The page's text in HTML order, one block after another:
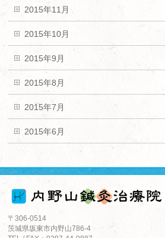
2015年11月
2015年10月
2015年9月
2015年8月
2015年7月
2015年6月
〒306-0514
茨城県坂東市内野山786-4